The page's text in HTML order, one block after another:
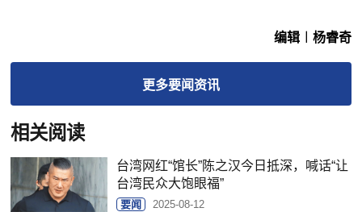
编辑︱杨睿奇
更多要闻资讯
相关阅读
台湾网红“馆长”陈之汉今日抵深，喊话“让
台湾民众大饱眼福”
要闻 2025-08-12